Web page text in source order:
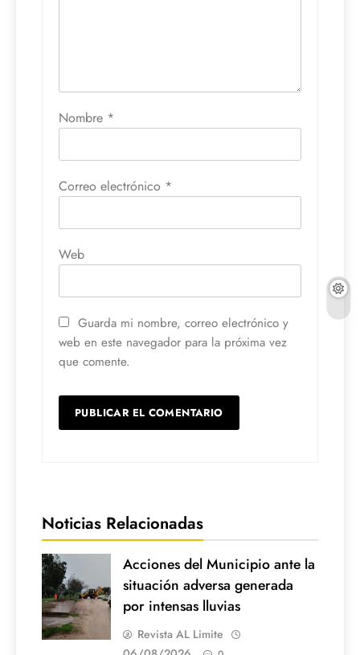
Nombre *
Correo electrónico *
Web
Guarda mi nombre, correo electrónico y
web en este navegador para la próxima vez
que comente.
Noticias Relacionadas
Acciones del Municipio ante la
situación adversa generada
por intensas lluvias
Revista AL Limite